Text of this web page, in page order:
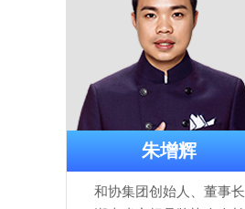
朱增辉
和协集团创始人、董事长